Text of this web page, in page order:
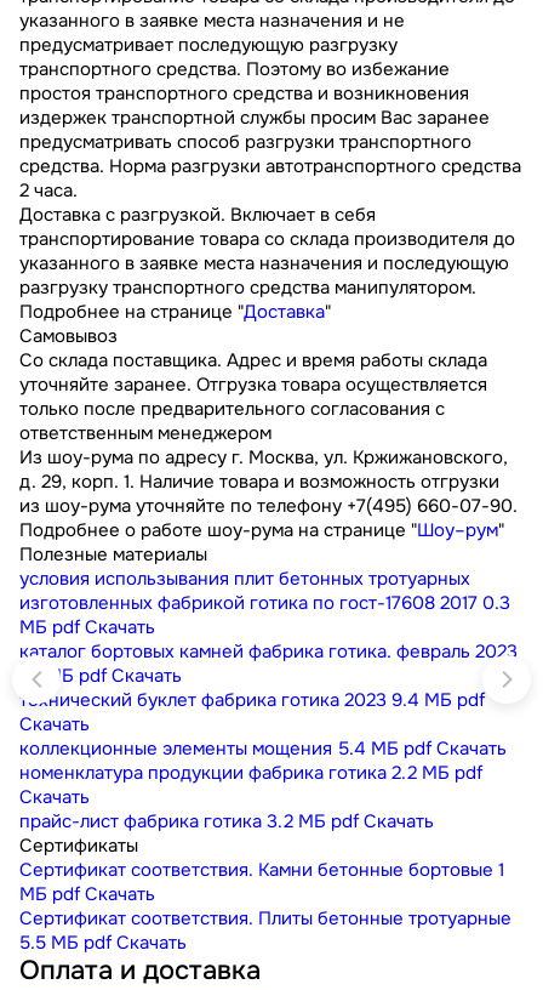
указанного в заявке места назначения и не
предусматривает последующую разгрузку
транспортного средства. Поэтому во избежание
простоя транспортного средства и возникновения
издержек транспортной службы просим Вас заранее
предусматривать способ разгрузки транспортного
средства. Норма разгрузки автотранспортного средства
2 часа.
Доставка с разгрузкой. Включает в себя
транспортирование товара со склада производителя до
указанного в заявке места назначения и последующую
разгрузку транспортного средства манипулятором.
Подробнее на странице "Доставка"
Самовывоз
Со склада поставщика. Адрес и время работы склада
уточняйте заранее. Отгрузка товара осуществляется
только после предварительного согласования с
ответственным менеджером
Из шоу-рума по адресу г. Москва, ул. Кржижановского,
д. 29, корп. 1. Наличие товара и возможность отгрузки
из шоу-рума уточняйте по телефону +7(495) 660-07-90.
Подробнее о работе шоу-рума на странице "Шоу–рум"
Полезные материалы
условия использывания плит бетонных тротуарных
изготовленных фабрикой готика по гост-17608 2017 0.3
МБ pdf Скачать
каталог бортовых камней фабрика готика. февраль 2023
9.1 МБ pdf Скачать
технический буклет фабрика готика 2023 9.4 МБ pdf
Скачать
коллекционные элементы мощения 5.4 МБ pdf Скачать
номенклатура продукции фабрика готика 2.2 МБ pdf
Скачать
прайс-лист фабрика готика 3.2 МБ pdf Скачать
Сертификаты
Сертификат соответствия. Камни бетонные бортовые 1
МБ pdf Скачать
Сертификат соответствия. Плиты бетонные тротуарные
5.5 МБ pdf Скачать
Оплата и доставка